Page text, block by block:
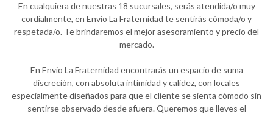
En cualquiera de nuestras 18 sucursales, serás atendida/o muy
cordialmente, en Envio La Fraternidad te sentirás cómoda/o y
respetada/o. Te brindaremos el mejor asesoramiento y precio del
mercado.
En Envio La Fraternidad encontrarás un espacio de suma
discreción, con absoluta intimidad y calidez, con locales
especialmente diseñados para que el cliente se sienta cómodo sin
sentirse observado desde afuera. Queremos que lleves el